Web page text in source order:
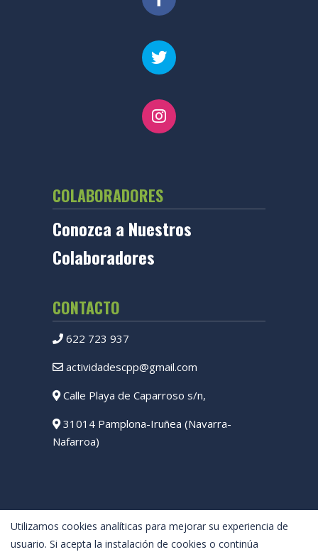
Utilizamos cookies analíticas para mejorar su experiencia de
usuario. Si acepta la instalación de cookies o continúa
COLABORADORES
Conozca a Nuestros
Colaboradores
CONTACTO
622 723 937
actividadescpp@gmail.com
Calle Playa de Caparroso s/n,
31014 Pamplona-Iruñea (Navarra-
Nafarroa)